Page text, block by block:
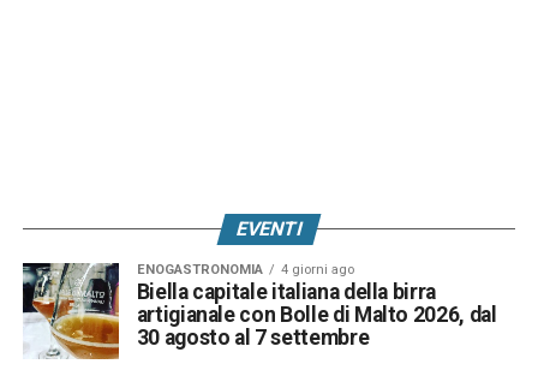
EVENTI
ENOGASTRONOMIA 4 giorni ago
Biella capitale italiana della birra
artigianale con Bolle di Malto 2026, dal
30 agosto al 7 settembre